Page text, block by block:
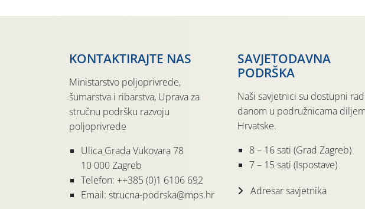
KONTAKTIRAJTE NAS
Ministarstvo poljoprivrede,
šumarstva i ribarstva, Uprava za
stručnu podršku razvoju
poljoprivrede
Ulica Grada Vukovara 78
10 000 Zagreb
Telefon: ++385 (0)1 6106 692
Email: strucna-podrska@mps.hr
SAVJETODAVNA
PODRŠKA
Naši savjetnici su dostupni
danom u podružnicama diljem
Hrvatske.
8 – 16 sati (Grad Zagreb)
7 – 15 sati (Ispostave)
Adresar savjetnika